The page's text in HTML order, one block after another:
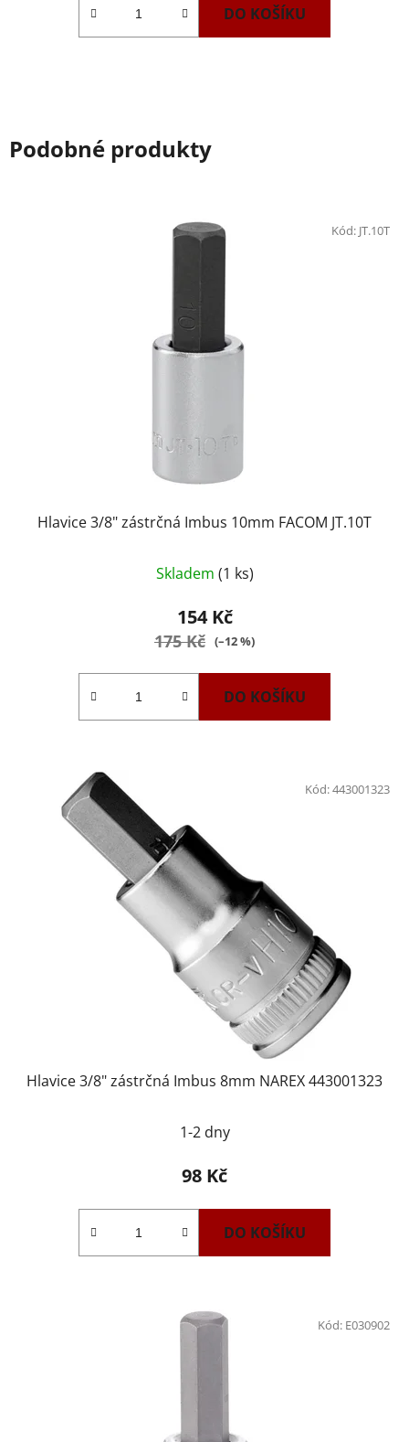
DO KOŠÍKU
Podobné produkty
Hlavice 3/8" zástrčná Imbus 10mm FACOM JT.10T
Skladem (1 ks)
154 Kč
175 Kč (–12 %)
DO KOŠÍKU
Kód: JT.10T
Hlavice 3/8" zástrčná Imbus 8mm NAREX 443001323
1-2 dny
98 Kč
DO KOŠÍKU
Kód:443001323
Kód: E030902